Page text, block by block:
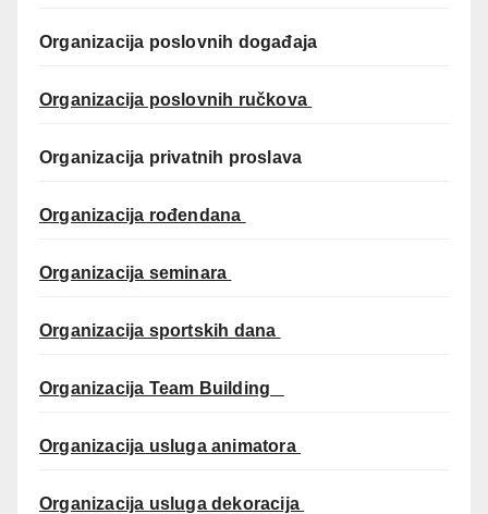
Organizacija poslovnih događaja
Organizacija poslovnih ručkova
Organizacija privatnih proslava
Organizacija rođendana
Organizacija seminara
Organizacija sportskih dana
Organizacija Team Building
Organizacija usluga animatora
Organizacija usluga dekoracija